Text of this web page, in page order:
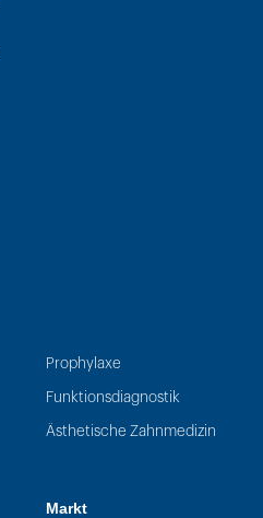
Prophylaxe
Funktionsdiagnostik
Ästhetische Zahnmedizin
Markt